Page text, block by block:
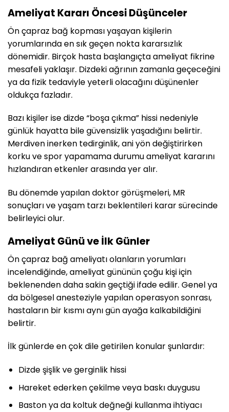
Ameliyat Kararı Öncesi Düşünceler
Ön çapraz bağ kopması yaşayan kişilerin
yorumlarında en sık geçen nokta kararsızlık
dönemidir. Birçok hasta başlangıçta ameliyat fikrine
mesafeli yaklaşır. Dizdeki ağrının zamanla geçeceğini
ya da fizik tedaviyle yeterli olacağını düşünenler
oldukça fazladır.
Bazı kişiler ise dizde “boşa çıkma” hissi nedeniyle
günlük hayatta bile güvensizlik yaşadığını belirtir.
Merdiven inerken tedirginlik, ani yön değiştirirken
korku ve spor yapamama durumu ameliyat kararını
hızlandıran etkenler arasında yer alır.
Bu dönemde yapılan doktor görüşmeleri, MR
sonuçları ve yaşam tarzı beklentileri karar sürecinde
belirleyici olur.
Ameliyat Günü ve İlk Günler
Ön çapraz bağ ameliyatı olanların yorumları
incelendiğinde, ameliyat gününün çoğu kişi için
beklenenden daha sakin geçtiği ifade edilir. Genel ya
da bölgesel anesteziyle yapılan operasyon sonrası,
hastaların bir kısmı aynı gün ayağa kalkabildiğini
belirtir.
İlk günlerde en çok dile getirilen konular şunlardır:
Dizde şişlik ve gerginlik hissi
Hareket ederken çekilme veya baskı duygusu
Baston ya da koltuk değneği kullanma ihtiyacı